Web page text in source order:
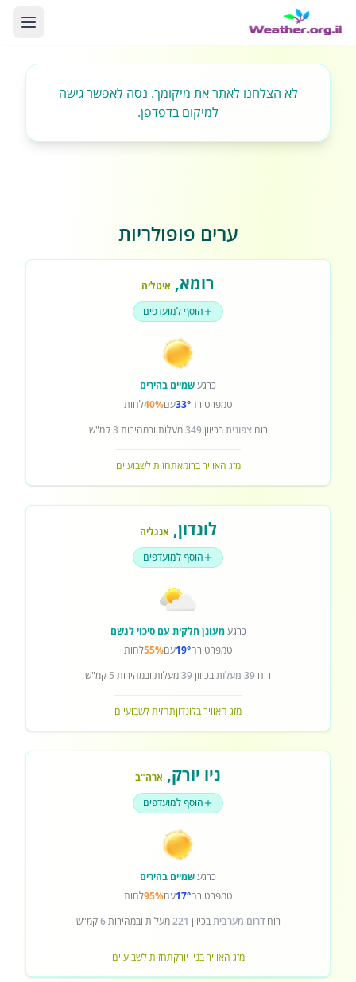
לא הצלחנו לאתר את מיקומך. נסה לאפשר גישה
למיקום בדפדפן.
ערים פופולריות
רומא, איטליה
הוסף למועדפים
כרגעשמיים בהירים
טמפרטורה33°עם40%לחות
רוחצפוניתבכיוון349מעלות ובמהירות 3קמ"ש
מזג האוויר ברומאתחזית לשבועיים
לונדון, אנגליה
הוסף למועדפים
כרגעמעונן חלקית עם סיכוי לגשם
טמפרטורה19°עם55%לחות
רוח 39 מעלות בכיוון39מעלות ובמהירות 5 קמ"ש
מזג האוויר בלונדוןתחזית לשבועיים
ניו יורק, ארה"ב
הוסף למועדפים
כרגעשמיים בהירים
טמפרטורה17°עם95%לחות
רוחדרום מערביתבכיוון 221מעלות ובמהירות6קמ"ש
מזג האוויר בניו יורקתחזית לשבועיים